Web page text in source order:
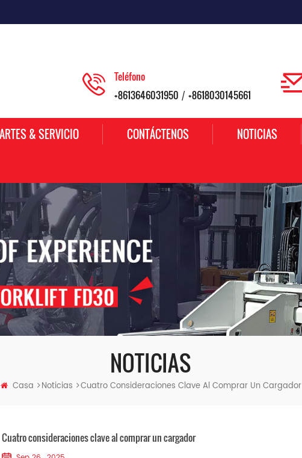
Teléfono
+8613646031950 / +8618030145661
& SERVICIO CONTÁCTENOS NOTICIAS
NOTICIAS
Casa Noticias Cuatro Consideraciones Clave Al Comprar Un Cargador
Cuatro consideraciones clave al comprar un cargador